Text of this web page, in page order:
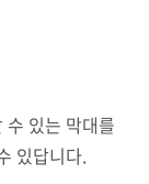
수 있는 막대를
있답니다.